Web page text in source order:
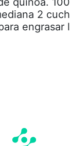
2
engrasar